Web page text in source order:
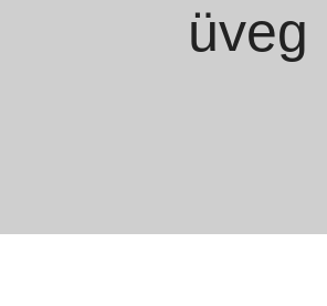
üveg